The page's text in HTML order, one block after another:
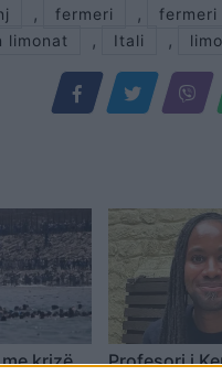
, fermeri ,
limonat , Itali ,
krizë
Profesori i